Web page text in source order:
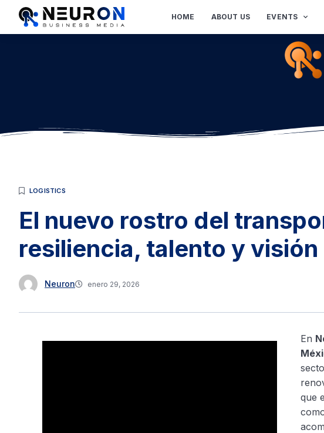
HOME ABOUT US EVENTS
LOGISTICS
El nuevo rostro del
resiliencia, talento y
Neuron enero 29, 2026
En
que